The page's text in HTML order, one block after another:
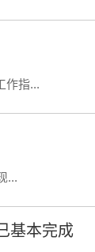
作指...
...
基本完成